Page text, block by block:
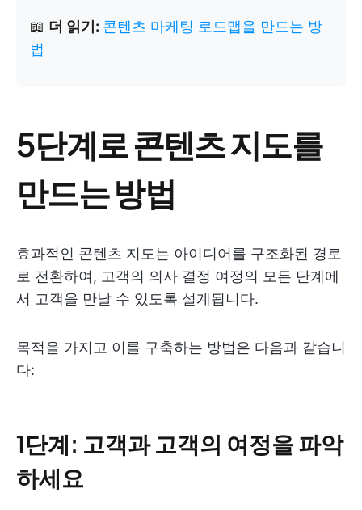
📖 더 읽기: 콘텐츠 마케팅 로드맵을 만드는 방
법
5단계로 콘텐츠 지도를
만드는 방법
효과적인 콘텐츠 지도는 아이디어를 구조화된 경로
로 전환하여, 고객의 의사 결정 여정의 모든 단계에
서 고객을 만날 수 있도록 설계됩니다.
목적을 가지고 이를 구축하는 방법은 다음과 같습니
다:
1단계: 고객과 고객의 여정을 파악
하세요